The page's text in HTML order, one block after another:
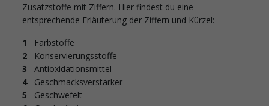
Zusatzstoffe mit Ziffern. Hier findest du eine
entsprechende Erläuterung der Ziffern und Kürzel:
1 Farbstoffe
2 Konservierungsstoffe
3 Antioxidationsmittel
4Geschmacksverstärker
5 Geschwefelt